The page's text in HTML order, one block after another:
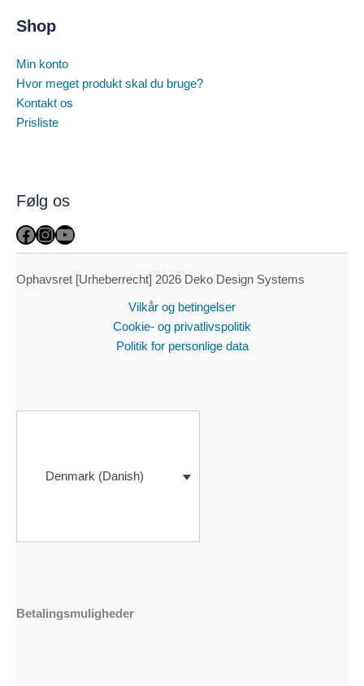
Shop
Min konto
Hvor meget produkt skal du bruge?
Kontakt os
Prisliste
Følg os
Facebook
Instagram
YouTube
Ophavsret [Urheberrecht] 2026 Deko Design Systems
Vilkår og betingelser
Cookie- og privatlivspolitik
Politik for personlige data
Denmark (Danish)
Betalingsmuligheder